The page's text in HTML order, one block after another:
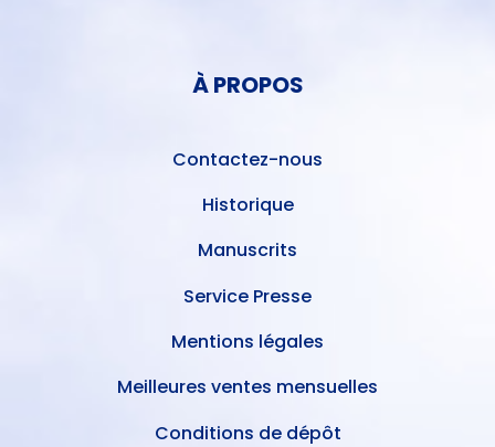
À PROPOS
Contactez-nous
Historique
Manuscrits
Service Presse
Mentions légales
Meilleures ventes mensuelles
Conditions de dépôt